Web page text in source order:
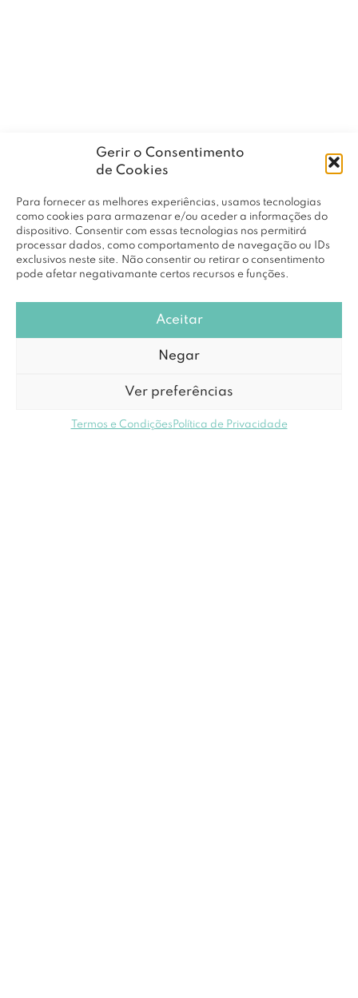
Gerir o Consentimento
de Cookies
Para fornecer as melhores experiências, usamos tecnologias
como cookies para armazenar e/ou aceder a informações do
dispositivo. Consentir com essas tecnologias nos permitirá
processar dados, como comportamento de navegação ou IDs
exclusivos neste site. Não consentir ou retirar o consentimento
pode afetar negativamante certos recursos e funções.
Aceitar
Negar
Ver preferências
Termos e Condições Política de Privacidade